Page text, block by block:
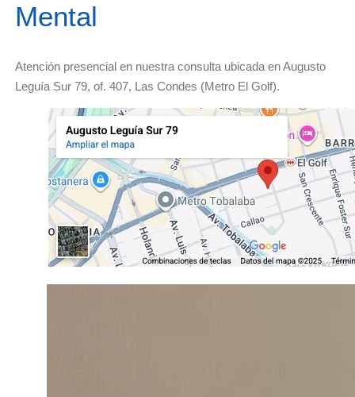
Mental
Atención presencial en nuestra consulta ubicada en Augusto
Leguía Sur 79, of. 407, Las Condes (Metro El Golf).